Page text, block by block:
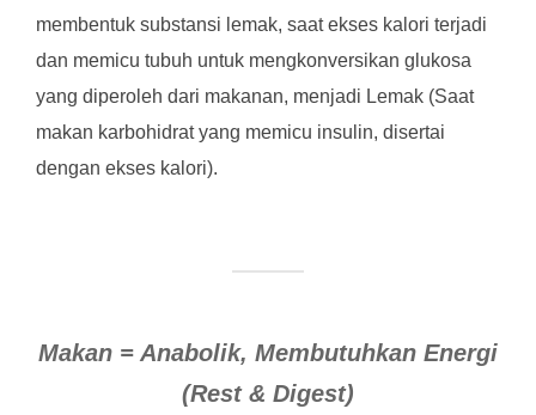
membentuk substansi lemak, saat ekses kalori terjadi
dan memicu tubuh untuk mengkonversikan glukosa
yang diperoleh dari makanan, menjadi Lemak (Saat
makan karbohidrat yang memicu insulin, disertai
dengan ekses kalori).
Makan = Anabolik, Membutuhkan Energi
(Rest & Digest)